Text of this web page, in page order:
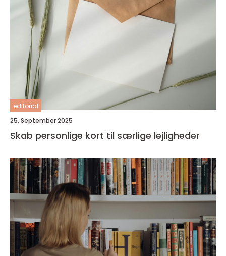
editorial
25. September 2025
Skab personlige kort til særlige lejligheder